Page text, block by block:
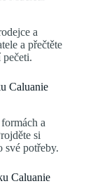
a
a přečtěte
Caluanie
a
si
své potřeby.
Caluanie